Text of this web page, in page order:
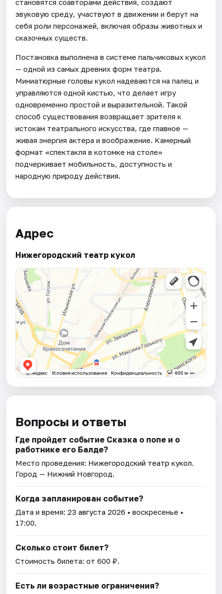
становятся соавторами действия, создают
звуковую среду, участвуют в движении и берут на
себя роли персонажей, включая образы животных и
сказочных существ.
Постановка выполнена в системе пальчиковых кукол
— одной из самых древних форм театра.
Миниатюрные головы кукол надеваются на палец и
управляются одной кистью, что делает игру
одновременно простой и выразительной. Такой
способ существования возвращает зрителя к
истокам театрального искусства, где главное —
живая энергия актера и воображение. Камерный
формат «спектакля в котомке на столе»
подчеркивает мобильность, доступность и
народную природу действия.
Адрес
Нижегородский театр кукол
Вопросы и ответы
Где пройдет событие Сказка о попе и о
работнике его Балде?
Место проведения: Нижегородский театр кукол.
Город — Нижний Новгород.
Когда запланирован событие?
Дата и время:23 августа 2026 • воскресенье •
17:00.
Сколько стоит билет?
Стоимость билета: от 600 ₽.
Есть ли возрастные ограничения?